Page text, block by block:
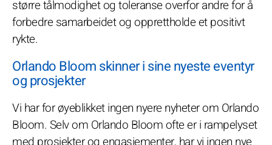
større tålmodighet og toleranse overfor andre for å
forbedre samarbeidet og opprettholde et positivt
rykte.
Orlando Bloom skinner i sine nyeste eventyr
og prosjekter
Vi har for øyeblikket ingen nyere nyheter om Orlando
Bloom. Selv om Orlando Bloom ofte er i rampelyset